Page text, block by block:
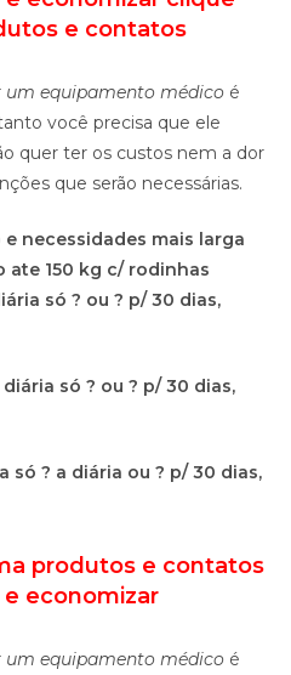
e contatos
um equipamento médico é
você precisa que ele
quer ter os custos nem a dor
que serão necessárias.
necessidades mais larga
ate 150 kg c/ rodinhas
só ? ou ? p/ 30 dias,
só ? ou ? p/ 30 dias,
só ? a diária ou ? p/ 30 dias,
produtos e contatos
economizar
um equipamento médico é